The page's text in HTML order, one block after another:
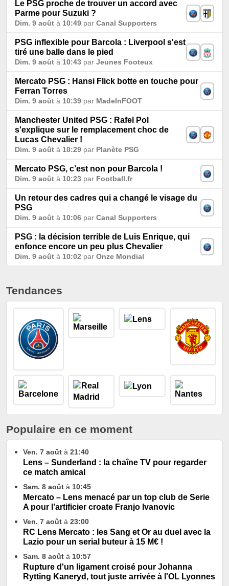
Le PSG proche de trouver un accord avec
Parme pour Suzuki ?
Dim. 9 août à 10:49 par Canal Supporters
PSG inflexible pour Barcola : Liverpool s'est
tiré une balle dans le pied
Dim. 9 août à 10:43 par Jeunes Footeux
Mercato PSG : Hansi Flick botte en touche pour
Ferran Torres
Dim. 9 août à 10:39 par MadeInFOOT
Manchester United PSG : Rafel Pol
s'explique sur le remplacement choc de
Lucas Chevalier !
Dim. 9 août à 10:29 par Planète PSG
Mercato PSG, c’est non pour Barcola !
Dim. 9 août à 10:23 par Football.fr
Un retour des cadres qui a changé le visage du
PSG
Dim. 9 août à 10:06 par Canal Supporters
PSG : la décision terrible de Luis Enrique, qui
enfonce encore un peu plus Chevalier
Dim. 9 août à 10:02 par Onze Mondial
Tendances
Populaire en ce moment
Ven. 7 août à 21:40
Lens – Sunderland : la chaîne TV pour regarder
ce match amical
Sam. 8 août à 10:45
Mercato – Lens menacé par un top club de Serie
A pour l’artificier croate Franjo Ivanovic
Ven. 7 août à 23:00
RC Lens Mercato : les Sang et Or au duel avec la
Lazio pour un serial buteur à 15 M€ !
Sam. 8 août à 10:57
Rupture d'un ligament croisé pour Johanna
Rytting Kaneryd, tout juste arrivée à l'OL Lyonnes